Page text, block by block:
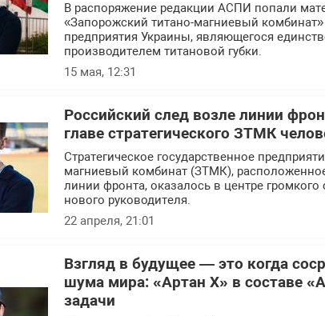
В распоряжение редакции АСПИ попали
«Запорожский титано-магниевый
предприятия Украины, являющегося
производителем титановой губки.
15 мая, 12:31
Российский след возле линии
главе стратегического ЗТМК
Стратегическое государственное
магниевый комбинат (ЗТМК),
линии фронта, оказалось в центре
нового руководителя.
22 апреля, 21:01
Взгляд в будущее — это когда
шума мира: «Артан Х» в составе
задачи